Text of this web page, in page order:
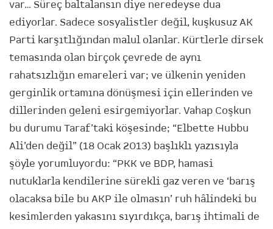
var… Süreç baltalansın diye neredeyse dua
ediyorlar. Sadece sosyalistler değil, kuşkusuz AK
Parti karşıtlığından malul olanlar. Kürtlerle dirsek
temasında olan birçok çevrede de aynı
rahatsızlığın emareleri var; ve ülkenin yeniden
gerginlik ortamına dönüşmesi için ellerinden ve
dillerinden geleni esirgemiyorlar. Vahap Coşkun
bu durumu Taraf’taki köşesinde; “Elbette Hubbu
Ali’den değil” (18 Ocak 2013) başlıklı yazısıyla
şöyle yorumluyordu: “PKK ve BDP, hamasi
nutuklarla kendilerine sürekli gaz veren ve ‘barış
olacaksa bile bu AKP ile olmasın’ ruh hâlindeki bu
kesimlerden yakasını sıyırdıkça, barış ihtimali de